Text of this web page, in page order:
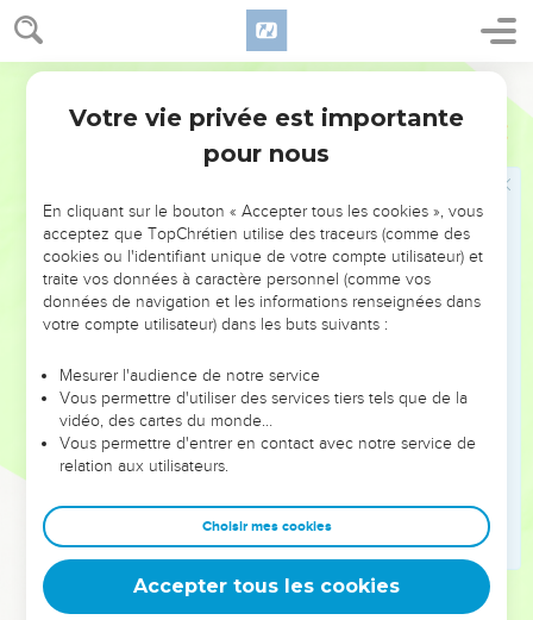
1 Samuel 11
ce que vous direz aux habitants de Jabès en Galaad :
‘Demain vous aurez du secours, quand le soleil sera à son
zénith.’ » Les messagers portèrent cette nouvelle aux
habitants de Jabès, qui furent remplis de joie.
Ils dirent aux Ammonites : « Demain nous nous livrerons à
vous et vous nous traiterez comme vous voudrez. »
Le lendemain, Saül divisa le peuple en 3 groupes. Ils
pénétrèrent dans le camp des Ammonites tôt le matin, et ils
leur portèrent des coups jusqu'à la chaleur du jour. Ceux qui
purent leur échapper furent dispersés au point qu’il n'en
resta pas deux ensemble.
refusaient de voir Saül régner sur eux ? Livrez-les-nous et
nous les ferons mourir. »
Mais Saül dit : « Personne ne sera mis à mort aujourd’hui,
car aujourd'hui l'Eternel a accompli une délivrance en
Israël. »
Samuel dit au peuple : « Venez, allons à Guilgal pour y
confirmer la royauté. »
Tout le peuple se rendit à Guilgal et ils y sacrèrent Saül roi
Votre vie privée est importante
pour nous
En cliquant sur le bouton « Accepter tous les cookies », vous
acceptez que TopChrétien utilise des traceurs (comme des
cookies ou l'identifiant unique de votre compte utilisateur) et
traite vos données à caractère personnel (comme vos
données de navigation et les informations renseignées dans
votre compte utilisateur) dans les buts suivants :
Mesurer l'audience de notre service
Vous permettre d'utiliser des services tiers tels que de la
vidéo, des cartes du monde…
Vous permettre d'entrer en contact avec notre service de
relation aux utilisateurs.
Choisir mes cookies
Accepter tous les cookies